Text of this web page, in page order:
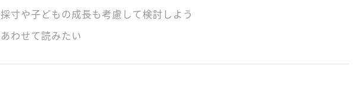
採寸や子どもの成長も考慮して検討しよう
あわせて読みたい